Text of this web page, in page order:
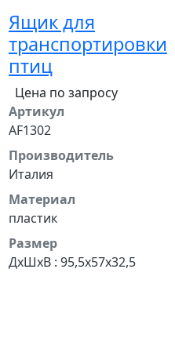
Ящик для
транспортировки
птиц
Цена по запросу
Артикул
AF1302
Производитель
Италия
Материал
пластик
Размер
ДхШхВ : 95,5х57х32,5